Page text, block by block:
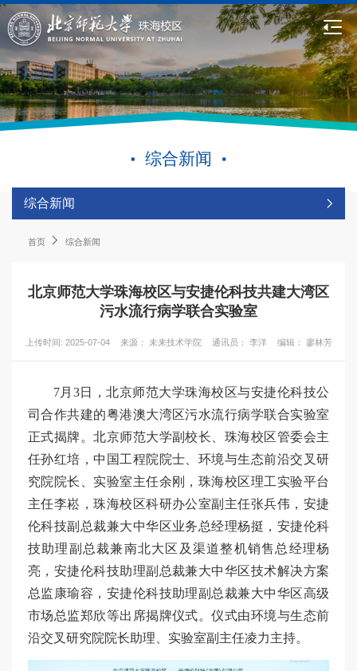
综合新闻
综合新闻
首页 综合新闻
北京师范大学珠海校区与安捷伦科技共建大湾区
污水流行病学联合实验室
上传时间: 2025-07-04 来源： 未来技术学院 通讯员： 李洋 编辑： 廖林芳
7月3日，北京师范大学珠海校区与安捷伦科技公
司合作共建的粤港澳大湾区污水流行病学联合实验室
正式揭牌。北京师范大学副校长、珠海校区管委会主
任孙红培，中国工程院院士、环境与生态前沿交叉研
究院院长、实验室主任余刚，珠海校区理工实验平台
主任李崧，珠海校区科研办公室副主任张兵伟，安捷
伦科技副总裁兼大中华区业务总经理杨挺，安捷伦科
技助理副总裁兼南北大区及渠道整机销售总经理杨
亮，安捷伦科技助理副总裁兼大中华区技术解决方案
总监康瑜容，安捷伦科技助理副总裁兼大中华区高级
市场总监郑欣等出席揭牌仪式。仪式由环境与生态前
沿交叉研究院院长助理、实验室副主任凌力主持。